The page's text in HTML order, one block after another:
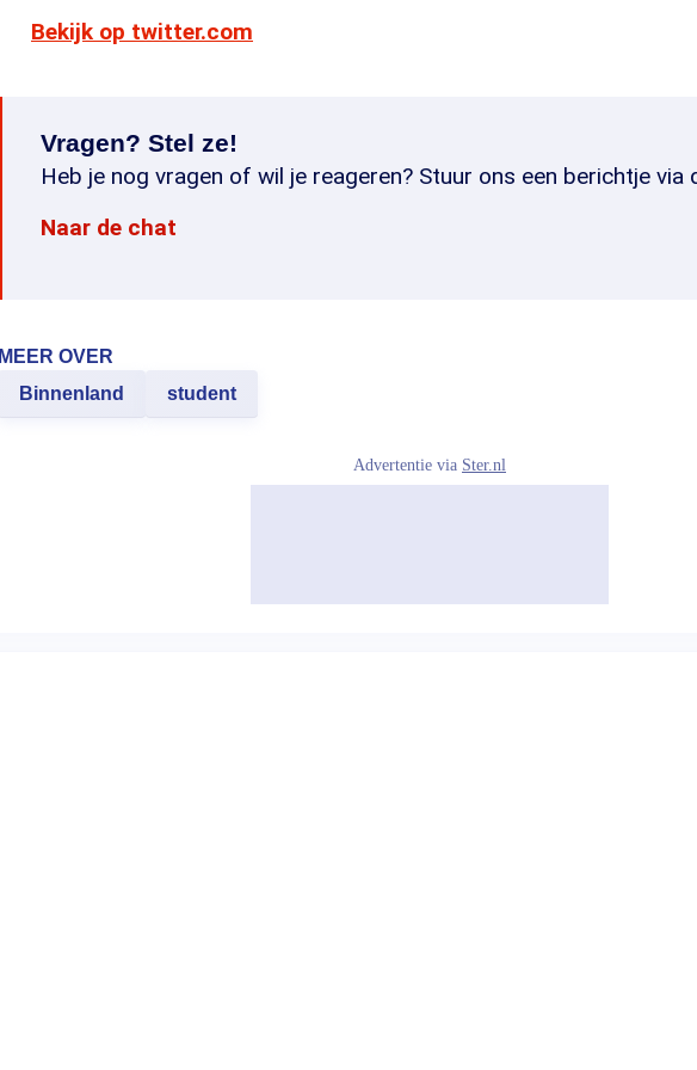
Bekijk op twitter.com
Vragen? Stel ze!
Heb je nog vragen of wil je reageren? Stuur ons een berichtje via
Naar de chat
MEER OVER
Binnenland
student
Advertentie via Ster.nl